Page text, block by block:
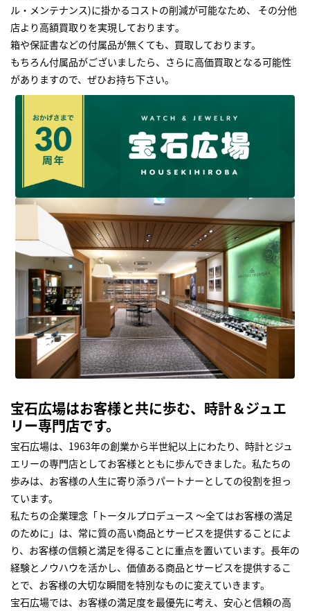
ル・メンテナンス)に掛かるコストの削減が可能なため、 その分他
店より高額買取りを実現しております｡
箱や保証書などの付属品が無くても、買取しております。
もちろん付属品がございましたら、さらに高価買取となる可能性
がありますので、ぜひお持ち下さい｡
宝石広場はお客様と共に歩む、時計＆ジュエ
リー専門店です。
宝石広場は、1963年の創業から半世紀以上にわたり、時計とジュ
エリーの専門店としてお客様とともに歩んできました。私たちの
歩みは、お客様の人生に寄り添うパートナーとしての役割を担っ
ています。
私たちの企業理念「トータルプロデュース ～全てはお客様の満足
のために」は、常に質の高い商品とサービスを提供することによ
り、お客様の信頼と満足を得ることに重点を置いています。長年の
経験とノウハウを活かし、価値ある商品とサービスを提供するこ
とで、お客様の大切な瞬間を特別なものに変えていきます。
宝石広場では、お客様の満足度を最優先に考え、安心と信頼の高